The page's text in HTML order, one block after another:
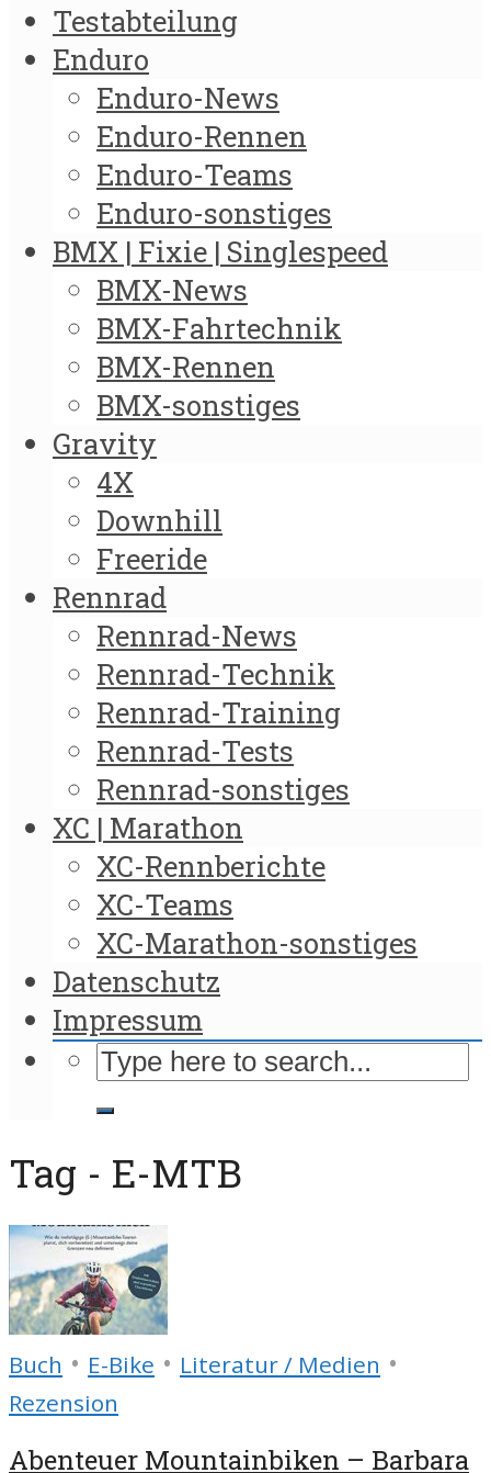
Testabteilung
Enduro
Enduro-News
Enduro-Rennen
Enduro-Teams
Enduro-sonstiges
BMX | Fixie | Singlespeed
BMX-News
BMX-Fahrtechnik
BMX-Rennen
BMX-sonstiges
Gravity
4X
Downhill
Freeride
Rennrad
Rennrad-News
Rennrad-Technik
Rennrad-Training
Rennrad-Tests
Rennrad-sonstiges
XC | Marathon
XC-Rennberichte
XC-Teams
XC-Marathon-sonstiges
Datenschutz
Impressum
Tag - E-MTB
Buch • E-Bike • Literatur / Medien •
Rezension
Abenteuer Mountainbiken – Barbara